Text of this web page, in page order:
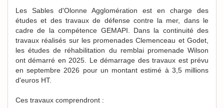
Les Sables d'Olonne Agglomération est en charge des
études et des travaux de défense contre la mer, dans le
cadre de la compétence GEMAPI. Dans la continuité des
travaux réalisés sur les promenades Clemenceau et Godet,
les études de réhabilitation du remblai promenade Wilson
ont démarré en 2025. Le démarrage des travaux est prévu
en septembre 2026 pour un montant estimé à 3,5 millions
d'euros HT.
Ces travaux comprendront :